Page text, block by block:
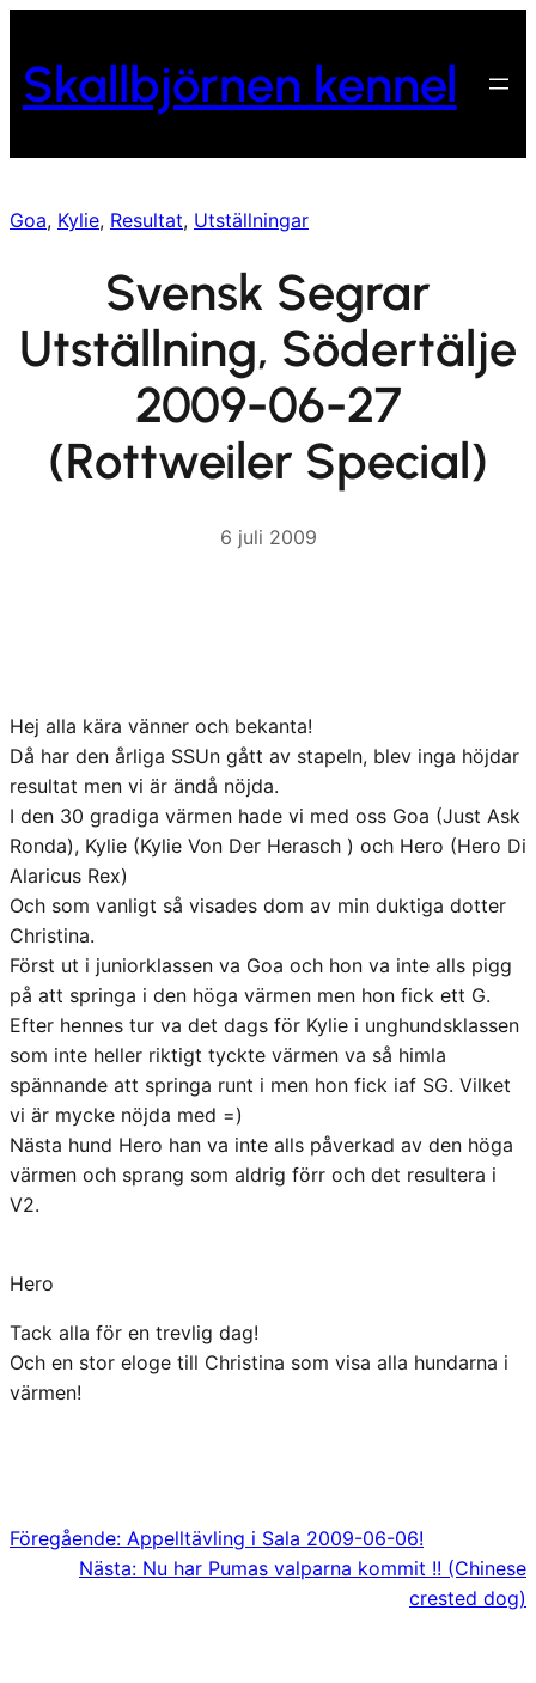
innehåll
Skallbjörnen kennel
Goa, Kylie, Resultat, Utställningar
Svensk Segrar
Utställning, Södertälje
2009-06-27
(Rottweiler Special)
6 juli 2009
Hej alla kära vänner och bekanta!
Då har den årliga SSUn gått av stapeln, blev inga höjdar
resultat men vi är ändå nöjda.
I den 30 gradiga värmen hade vi med oss Goa (Just Ask
Ronda), Kylie (Kylie Von Der Herasch ) och Hero (Hero Di
Alaricus Rex)
Och som vanligt så visades dom av min duktiga dotter
Christina.
Först ut i juniorklassen va Goa och hon va inte alls pigg
på att springa i den höga värmen men hon fick ett G.
Efter hennes tur va det dags för Kylie i unghundsklassen
som inte heller riktigt tyckte värmen va så himla
spännande att springa runt i men hon fick iaf SG. Vilket
vi är mycke nöjda med =)
Nästa hund Hero han va inte alls påverkad av den höga
värmen och sprang som aldrig förr och det resultera i
V2.
Hero
Tack alla för en trevlig dag!
Och en stor eloge till Christina som visa alla hundarna i
värmen!
Föregående: Appelltävling i Sala 2009-06-06!
Nästa: Nu har Pumas valparna kommit !! (Chinese
crested dog)